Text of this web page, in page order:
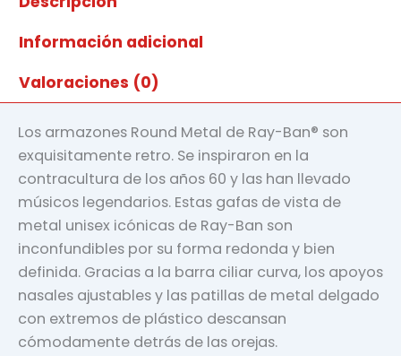
Información adicional
Valoraciones (0)
Los armazones Round Metal de Ray-Ban® son
exquisitamente retro. Se inspiraron en la
contracultura de los años 60 y las han llevado
músicos legendarios. Estas gafas de vista de
metal unisex icónicas de Ray-Ban son
inconfundibles por su forma redonda y bien
definida. Gracias a la barra ciliar curva, los apoyos
nasales ajustables y las patillas de metal delgado
con extremos de plástico descansan
cómodamente detrás de las orejas.